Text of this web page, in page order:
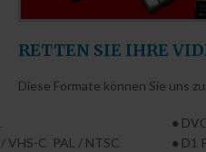
Automatische Erinnerung
RETTEN SIE IHRE
Diese Formate können Sie uns
●
VHS-C PAL / NTSC
● D1